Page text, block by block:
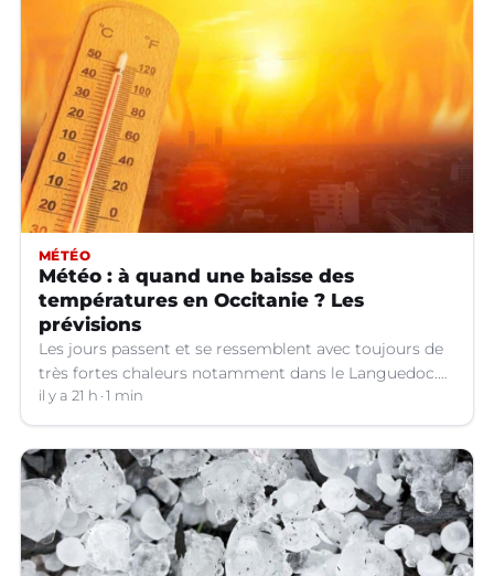
MÉTÉO
Météo : à quand une baisse des
températures en Occitanie ? Les
prévisions
Les jours passent et se ressemblent avec toujours de
très fortes chaleurs notamment dans le Languedoc.
Jusqu’à quand ?
il y a 21 h 1 min